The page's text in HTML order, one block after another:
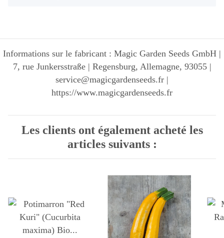
Informations sur le fabricant : Magic Garden Seeds GmbH |
7, rue Junkersstraße | Regensburg, Allemagne, 93055 |
service@magicgardenseeds.fr |
https://www.magicgardenseeds.fr
Les clients ont également acheté les
articles suivants :